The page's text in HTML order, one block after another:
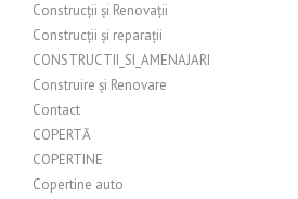
Construcții și Renovații
Construcții și reparații
CONSTRUCTII_SI_AMENAJARI
Construire și Renovare
Contact
COPERTĂ
COPERTINE
Copertine auto